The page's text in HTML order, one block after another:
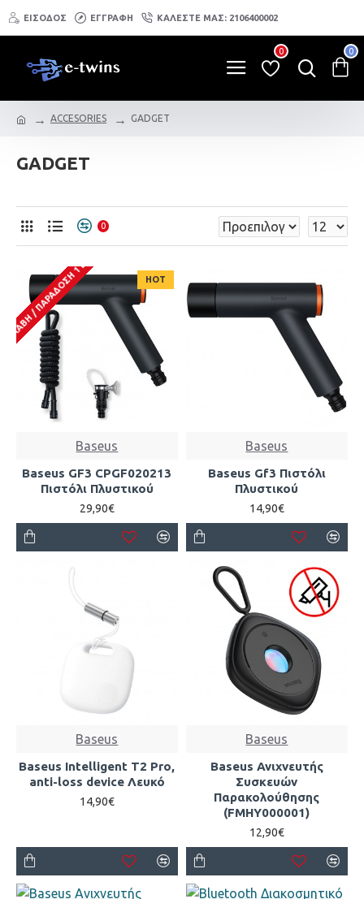
ΕΙΣΟΔΟΣ ΕΓΓΡΑΦΗ ΚΑΛΕΣΤΕ ΜΑΣ: 2106400002
0 0
ACCESORIES GADGET
GADGET
0
HOT
ΠΑΡΑΔOΣΗ 1 ΕΩΣ 3 ΗΜΕΡΕΣ
Baseus
Baseus GF3 CPGF020213
Πιστόλι Πλυστικού
29,90€
Baseus
Baseus Gf3 Πιστόλι
Πλυστικού
14,90€
Baseus
Baseus Intelligent T2 Pro,
anti-loss device Λευκό
14,90€
Baseus
Baseus Ανιχνευτής
Συσκευών
Παρακολούθησης
(FMHY000001)
12,90€